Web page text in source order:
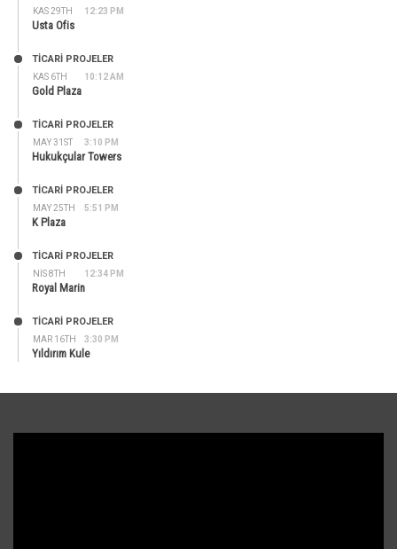
KAS 29TH 12:23 PM
Usta Ofis
KAS 6TH 10:12 AM
TİCARİ PROJELER
Gold Plaza
MAY 31ST 3:10 PM
TİCARİ PROJELER
Hukukçular Towers
MAY 25TH 5:51 PM
TİCARİ PROJELER
K Plaza
NIS 8TH 12:34 PM
TİCARİ PROJELER
Royal Marin
MAR 16TH 3:30 PM
TİCARİ PROJELER
Yıldırım Kule